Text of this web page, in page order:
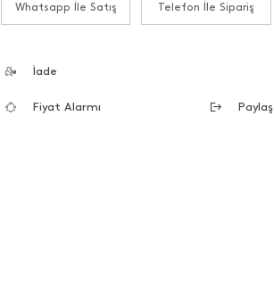
Whatsapp İle Satış Telefon İle Sipariş
İade
Fiyat Alarmı Paylaş